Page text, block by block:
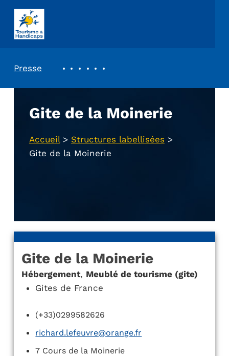
ASSOCIATION TOURISME ET HANDICAPS
Presse
Gite de la Moinerie
Accueil> Structures labellisées >
Gite de la Moinerie
Gite de la Moinerie
Hébergement, Meublé de tourisme (gite)
Gites de France
(+33)0299582626
richard.lefeuvre@orange.fr
7 Cours de la Moinerie